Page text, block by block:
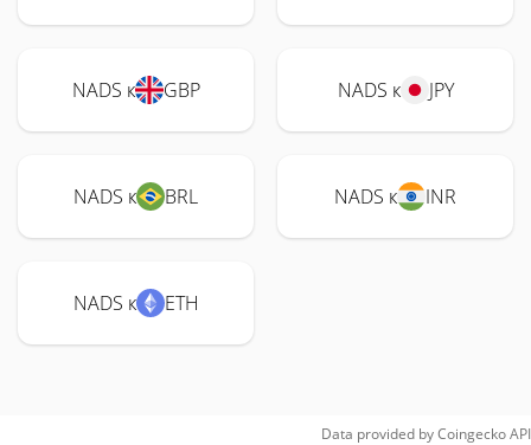
NADS к GBP NADS к JPY
NADS к BRL NADS к INR
NADS к ETH
Data provided byCoingeckoAPI